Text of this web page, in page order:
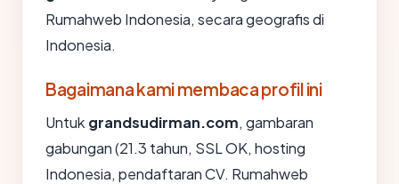
Rumahweb Indonesia, secara geografis di
Indonesia.
Bagaimana kami membaca profil ini
Untuk grandsudirman.com, gambaran
gabungan (21.3 tahun, SSL OK, hosting
Indonesia, pendaftaran CV. Rumahweb